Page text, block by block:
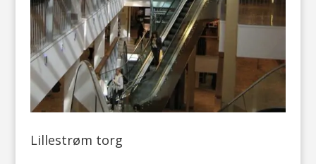
Lillestrøm torg